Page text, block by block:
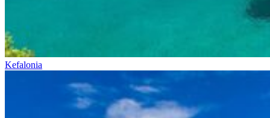
Kefalonia